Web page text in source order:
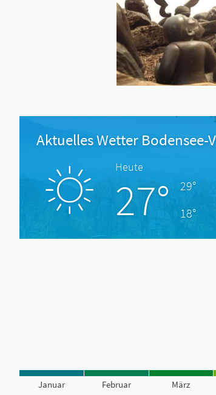
Aktuelles Wetter Bodensee-
Heute
27°
29°
18°
Januar Februar März